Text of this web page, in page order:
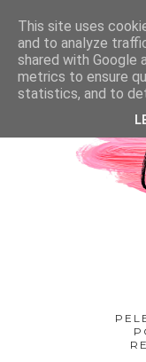
This site uses
and to analyze
shared with Google
metrics to ensure
statistics, and to